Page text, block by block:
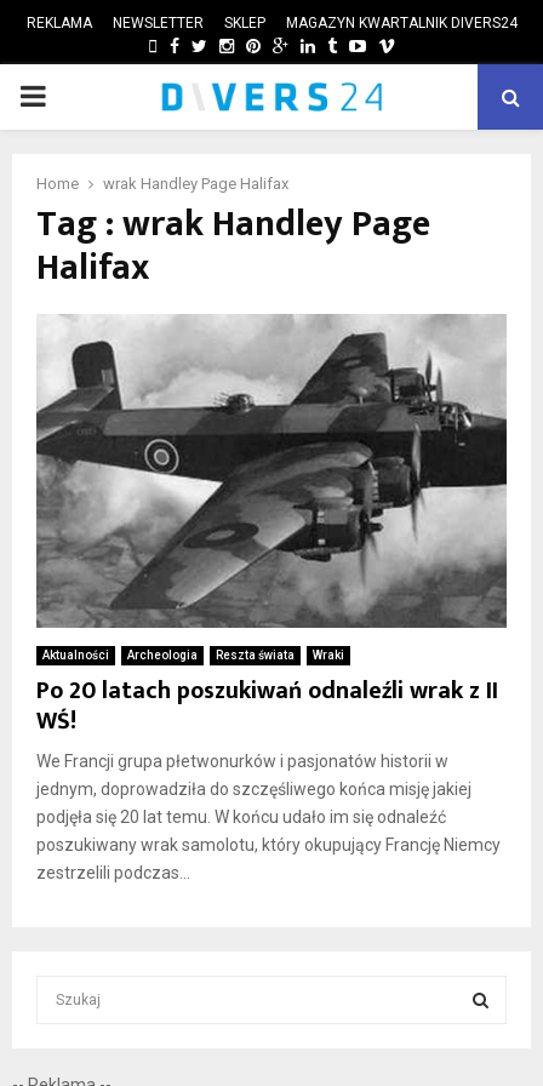
REKLAMA NEWSLETTER SKLEP MAGAZYN KWARTALNIK DIVERS24
FACEBOOK
TWITTER
INSTAGRAM
PINTEREST
GOOGLE
LINKEDIN
TUMBLRYOUTUBE
VIMEO
PRIMARY
Home wrak Handley Page Halifax
Tag : wrak Handley Page
Halifax
Aktualności Archeologia Reszta świata Wraki
Po 20 latach poszukiwań odnaleźli wrak z II
WŚ!
We Francji grupa płetwonurków i pasjonatów historii w
jednym, doprowadziła do szczęśliwego końca misję jakiej
podjęła się 20 lat temu. W końcu udało im się odnaleźć
poszukiwany wrak samolotu, który okupujący Francję Niemcy
zestrzelili podczas...